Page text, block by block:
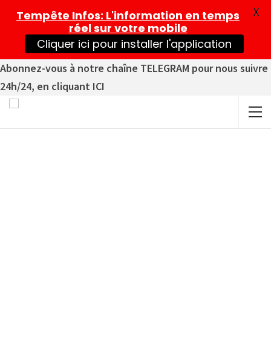
Abonnez-vous à notre chaîne TELEGRAM pour nous suivre
24h/24, en cliquant ICI
Tempête Infos: L'information en temps
réel sur votre mobile
Cliquer ici pour installer l'application
X